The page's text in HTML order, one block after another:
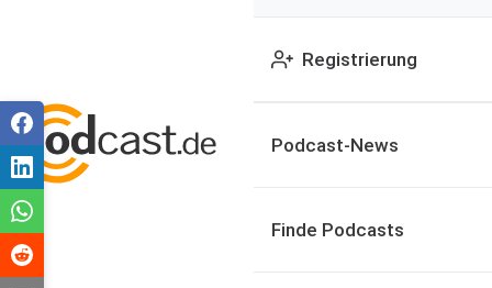
Registrierung
Podcast-News
Finde Podcasts